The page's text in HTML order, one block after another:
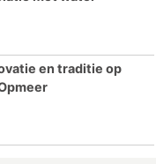
en traditie op